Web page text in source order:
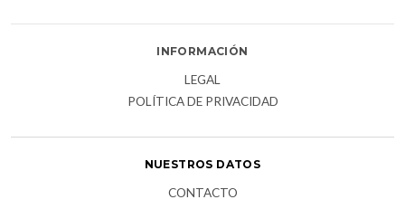
INFORMACIÓN
LEGAL
POLÍTICA DE PRIVACIDAD
NUESTROS DATOS
CONTACTO